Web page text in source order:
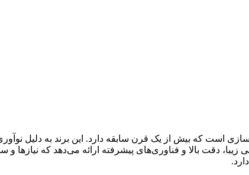
است که بیش از یک قرن سابقه دارد. این برند به دلیل
دقت بالا و فناوری‌های پیشرفته ارائه می‌دهد که نیازها